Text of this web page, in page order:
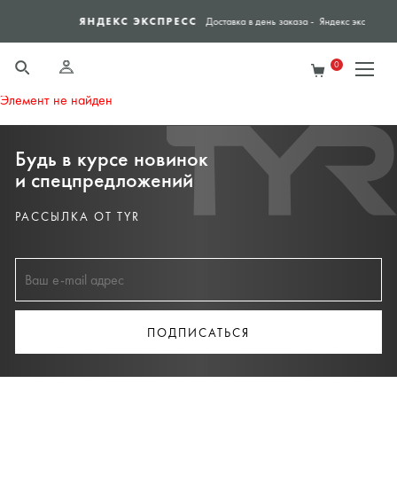
ЯНДЕКС ЭКСПРЕСС Доставка в день заказа - Яндекс экспресс
0
Элемент не найден
Будь в курсе новинок
и спецпредложений
РАССЫЛКА ОТ TYR
ПОДПИСАТЬСЯ